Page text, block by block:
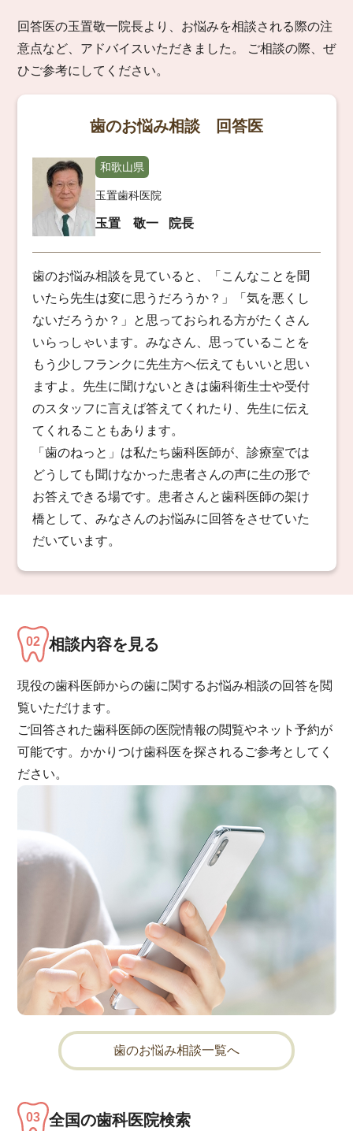
回答医の玉置敬一院長より、お悩みを相談される際の注
意点など、アドバイスいただきました。 ご相談の際、ぜ
ひご参考にしてください。
歯のお悩み相談 回答医
和歌山県
玉置歯科医院
玉置 敬一 院長
歯のお悩み相談を見ていると、「こんなことを聞
いたら先生は変に思うだろうか？」「気を悪くし
ないだろうか？」と思っておられる方がたくさん
いらっしゃいます。みなさん、思っていることを
もう少しフランクに先生方へ伝えてもいいと思い
ますよ。先生に聞けないときは歯科衛生士や受付
のスタッフに言えば答えてくれたり、先生に伝え
てくれることもあります。
「歯のねっと」は私たち歯科医師が、診療室では
どうしても聞けなかった患者さんの声に生の形で
お答えできる場です。患者さんと歯科医師の架け
橋として、みなさんのお悩みに回答をさせていた
だいています。
相談内容を見る
現役の歯科医師からの歯に関するお悩み相談の回答を閲
覧いただけます。
ご回答された歯科医師の医院情報の閲覧やネット予約が
可能です。かかりつけ歯科医を探されるご参考としてく
ださい。
歯のお悩み相談一覧へ
全国の歯科医院検索